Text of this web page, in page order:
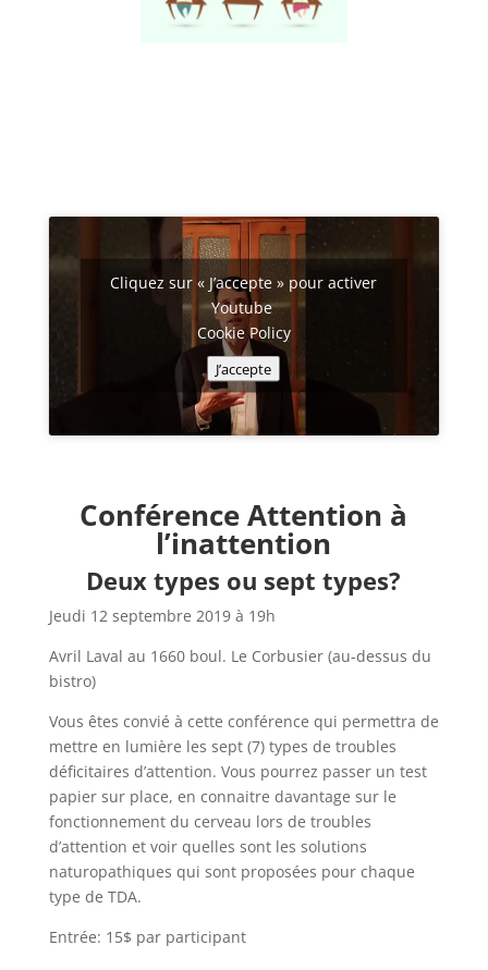
Cliquez sur « J’accepte » pour activer
Youtube
Cookie Policy
J’accepte
Conférence Attention à
l’inattention
Deux types ou sept types?
Jeudi 12 septembre 2019 à 19h
Avril Laval au 1660 boul. Le Corbusier (au-dessus du
bistro)
Vous êtes convié à cette conférence qui permettra de
mettre en lumière les sept (7) types de troubles
déficitaires d’attention. Vous pourrez passer un test
papier sur place, en connaitre davantage sur le
fonctionnement du cerveau lors de troubles
d’attention et voir quelles sont les solutions
naturopathiques qui sont proposées pour chaque
type de TDA.
Entrée: 15$ par participant